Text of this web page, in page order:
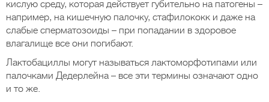
кислую среду, которая действует губительно на патогены –
например, на кишечную палочку, стафилококк и даже на
слабые сперматозоиды – при попадании в здоровое
влагалище все они погибают.
Лактобациллы могут называться лактоморфотипами или
палочками Дедерлейна – все эти термины означают одно
и то же.